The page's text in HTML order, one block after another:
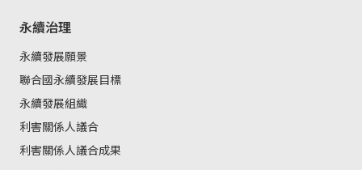
永續治理
永續發展願景
聯合國永續發展目標
永續發展組織
利害關係人議合
利害關係人議合成果